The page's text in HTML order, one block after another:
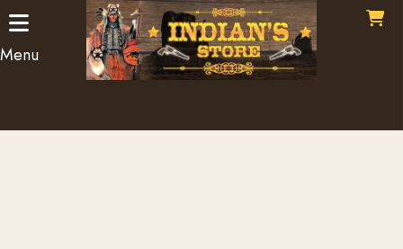
Menu
Panneau de gestion des cookies